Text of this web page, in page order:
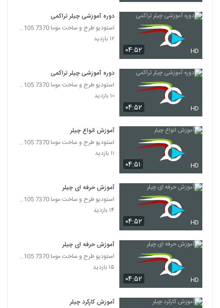
۰۴:۵۲ HD
دوره آموزشی چیلر تراکمی
استودیو طرح و ساخت موما 7370 7105-021
۱۲ بازدید
۰۴:۵۲ HD
دوره آموزشی چیلر تراکمی
استودیو طرح و ساخت موما 7370 7105-021
۱۰ بازدید
۰۴:۵۱ HD
آموزش انواع چیلر
استودیو طرح و ساخت موما 7370 7105-021
۱۱ بازدید
۰۴:۵۲ HD
آموزش حرفه ای چیلر
استودیو طرح و ساخت موما 7370 7105-021
۱۴ بازدید
۰۴:۵۲ HD
آموزش حرفه ای چیلر
استودیو طرح و ساخت موما 7370 7105-021
۱۵ بازدید
آموزش کارکرد چیلر